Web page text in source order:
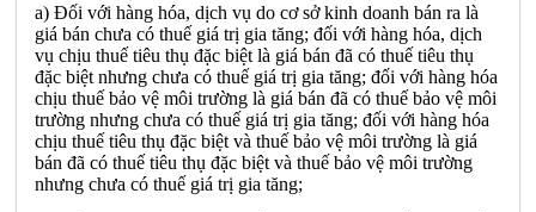
a) Đối với hàng hóa, dịch vụ do cơ sở kinh doanh bán ra là
giá bán chưa có thuế giá trị gia tăng; đối với hàng hóa, dịch
vụ chịu thuế tiêu thụ đặc biệt là giá bán đã có thuế tiêu thụ
đặc biệt nhưng chưa có thuế giá trị gia tăng; đối với hàng hóa
chịu thuế bảo vệ môi trường là giá bán đã có thuế bảo vệ môi
trường nhưng chưa có thuế giá trị gia tăng; đối với hàng hóa
chịu thuế tiêu thụ đặc biệt và thuế bảo vệ môi trường là giá
bán đã có thuế tiêu thụ đặc biệt và thuế bảo vệ môi trường
nhưng chưa có thuế giá trị gia tăng;